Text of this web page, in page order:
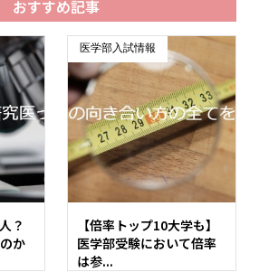
おすすめ記事
？
か
医学部入試情報
【倍率トップ10大学も】
医学部受験において倍率
は参...